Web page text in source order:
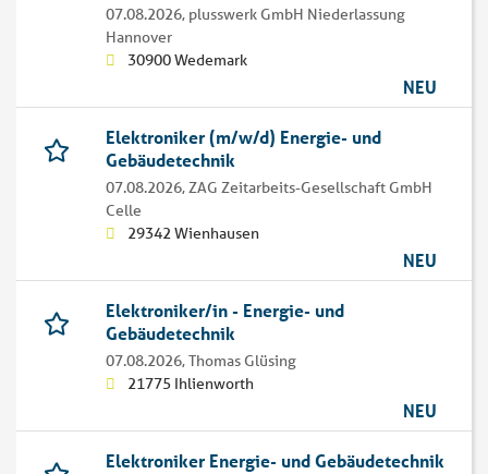
07.08.2026, plusswerk GmbH Niederlassung
Hannover
30900 Wedemark
NEU
Elektroniker (m/w/d) Energie- und
Gebäudetechnik
07.08.2026,ZAG Zeitarbeits-Gesellschaft GmbH
Celle
29342 Wienhausen
NEU
Elektroniker/in - Energie- und
Gebäudetechnik
07.08.2026,Thomas Glüsing
21775 Ihlienworth
NEU
Elektroniker Energie- und Gebäudetechnik